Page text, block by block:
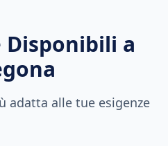
Disponibili a
adatta alle tue esigenze